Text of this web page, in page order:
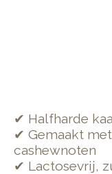
✔ Halfharde
✔ Gemaakt
cashewnoten
✔ Lactosevrij,